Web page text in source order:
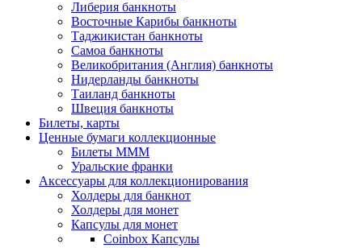
Либерия банкноты
Восточные Карибы банкноты
Таджикистан банкноты
Самоа банкноты
Великобритания (Англия) банкноты
Нидерланды банкноты
Таиланд банкноты
Швеция банкноты
Билеты, карты
Ценные бумаги коллекционные
Билеты МММ
Уральские франки
Аксессуары для коллекционирования
Холдеры для банкнот
Холдеры для монет
Капсулы для монет
Coinbox Капсулы